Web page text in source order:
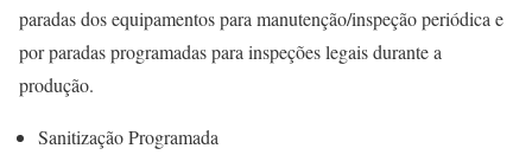
paradas dos equipamentos para manutenção/inspeção periódica e
por paradas programadas para inspeções legais durante a
produção.
Sanitização Programada